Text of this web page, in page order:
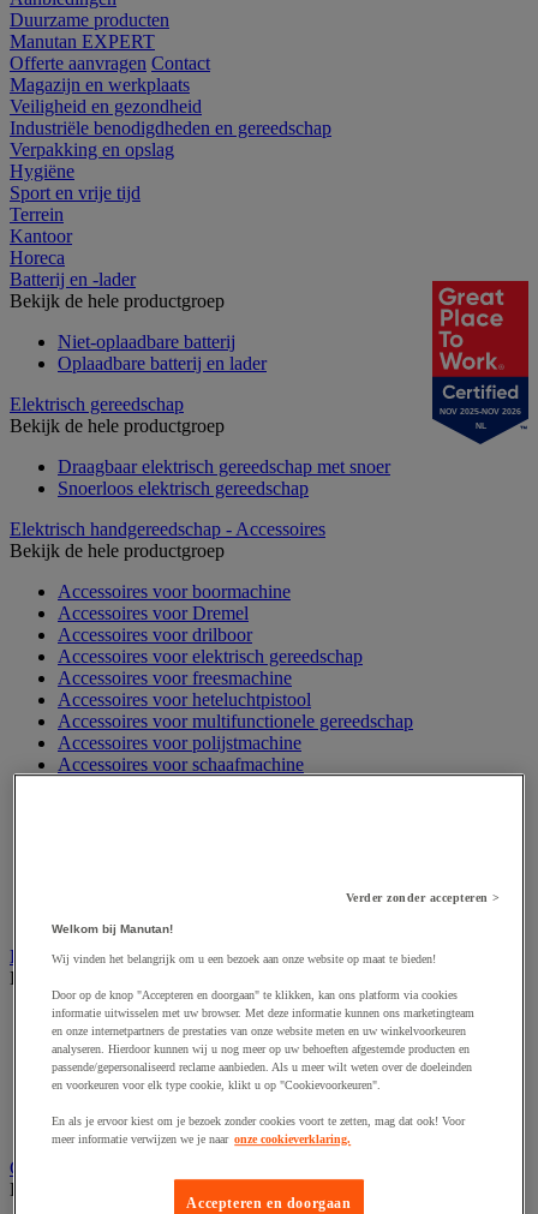
Duurzame producten
Manutan EXPERT
Offerte aanvragen Contact
Magazijn en werkplaats
Veiligheid en gezondheid
Industriële benodigdheden en gereedschap
Verpakking en opslag
Hygiëne
Sport en vrije tijd
Terrein
Kantoor
Horeca
Batterij en -lader
Bekijk de hele productgroep
Niet-oplaadbare batterij
Oplaadbare batterij en lader
Elektrisch gereedschap
Bekijk de hele productgroep
Draagbaar elektrisch gereedschap met snoer
Snoerloos elektrisch gereedschap
Elektrisch handgereedschap - Accessoires
Bekijk de hele productgroep
Accessoires voor boormachine
Accessoires voor Dremel
Accessoires voor drilboor
Accessoires voor elektrisch gereedschap
Accessoires voor freesmachine
Accessoires voor heteluchtpistool
Accessoires voor multifunctionele gereedschap
Accessoires voor polijstmachine
Accessoires voor schaafmachine
Elektrische toebehoren en verlichting
Bekijk de hele productgroep
Accessoires voor elektrisch schakelpaneel
Batterij, oplader en kabel
Elektrische kabel
Elektrische uitrusting
Wandcontactdoos en schakelaar
Gereedschap opbergen
Bekijk de hele productgroep
NOV 2025-NOV 2026
NL
Verder zonder accepteren >
Welkom bij Manutan!
Wij vinden het belangrijk om u een bezoek aan onze website op maat te bieden!
Door op de knop "Accepteren en doorgaan" te klikken, kan ons platform via cookies
informatie uitwisselen met uw browser. Met deze informatie kunnen ons marketingteam
en onze internetpartners de prestaties van onze website meten en uw winkelvoorkeuren
analyseren. Hierdoor kunnen wij u nog meer op uw behoeften afgestemde producten en
passende/gepersonaliseerd reclame aanbieden. Als u meer wilt weten over de doeleinden
en voorkeuren voor elk type cookie, klikt u op "Cookievoorkeuren".
En als je ervoor kiest om je bezoek zonder cookies voort te zetten, mag dat ook! Voor
meer informatie verwijzen we je naar onze cookieverklaring.
Accepteren en doorgaan